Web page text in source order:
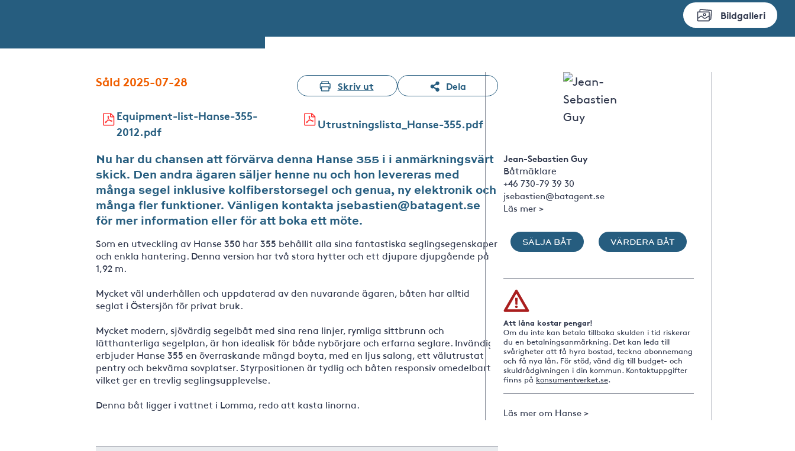
Bildgalleri
Såld 2025-07-28 Skriv ut Dela
Equipment-list-Hanse-355-
2012.pdf
Utrustningslista_Hanse-355.pdf
Nu har du chansen att förvärva denna Hanse 355 i i anmärkningsvärt
skick. Den andra ägaren säljer henne nu och hon levereras med
många segel inklusive kolfiberstorsegel och genua, ny elektronik och
många fler funktioner. Vänligen kontakta jsebastien@batagent.se
för mer information eller för att boka ett möte.
Som en utveckling av Hanse 350 har 355 behållit alla sina fantastiska seglingsegenskaper
och enkla hantering. Denna version har två stora hytter och ett djupare djupgående på
1,92 m.
Mycket väl underhållen och uppdaterad av den nuvarande ägaren, båten har alltid
seglat i Östersjön för privat bruk.
Mycket modern, sjövärdig segelbåt med sina rena linjer, rymliga sittbrunn och
lätthanterliga segelplan, är hon idealisk för både nybörjare och erfarna seglare. Invändigt
erbjuder Hanse 355 en överraskande mängd boyta, med en ljus salong, ett välutrustat
pentry och bekväma sovplatser. Styrpositionen är tydlig och båten responsiv omedelbart,
vilket ger en trevlig seglingsupplevelse.
Denna båt ligger i vattnet i Lomma, redo att kasta linorna.
Jean-Sebastien Guy
Båtmäklare
+46 730-79 39 30
jsebastien@batagent.se
Läs mer >
SÄLJA BÅT VÄRDERA BÅT
Att låna kostar pengar!
Om du inte kan betala tillbaka skulden i tid riskerar
du en betalningsanmärkning. Det kan leda till
svårigheter att få hyra bostad, teckna abonnemang
och få nya lån. För stöd, vänd dig till budget- och
skuldrådgivningen i din kommun. Kontaktuppgifter
finns på konsumentverket.se.
Läs mer om Hanse >